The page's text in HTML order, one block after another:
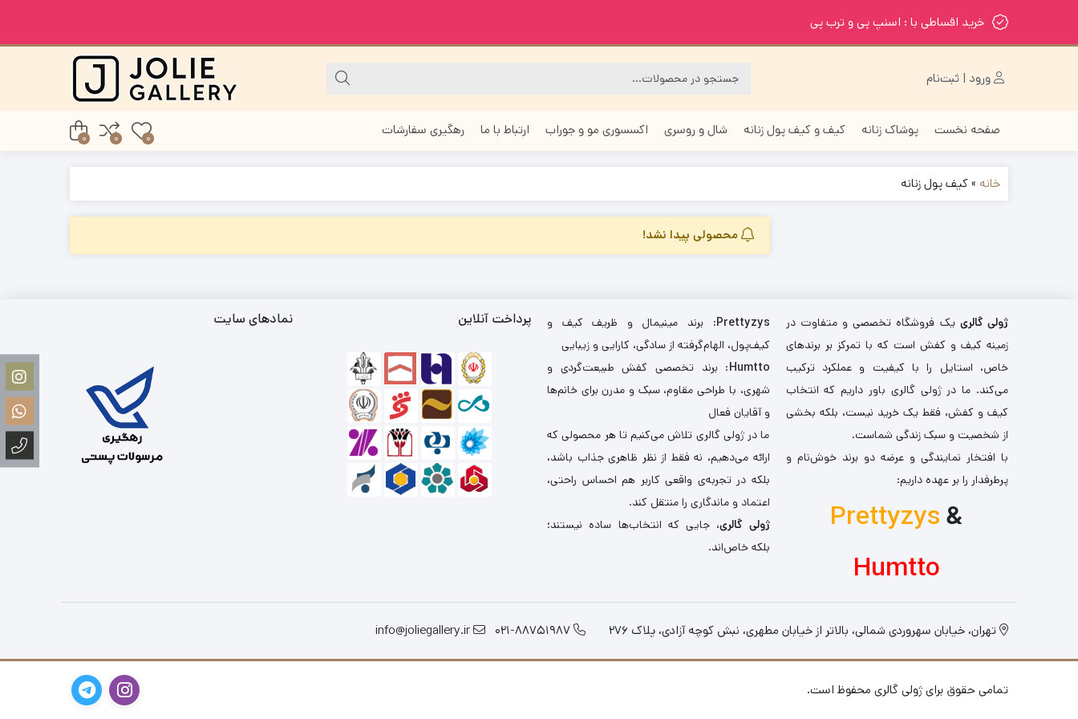
خرید اقساطی با : اسنپ پی و ترب پی
ورود | ثبت‌نام
صفحه نخست پوشاک زنانه کیف و کیف پول زنانه شال و روسری اکسسوری مو و جوراب ارتباط با ما رهگیری سفارشات
0
0
0
خانه »کیف پول زنانه
محصولی پیدا نشد!
ژولی گالری یک فروشگاه تخصصی و متفاوت در
زمینه کیف و کفش است که با تمرکز بر برندهای
خاص، استایل را با کیفیت و عملکرد ترکیب
می‌کند. ما در ژولی گالری باور داریم که انتخاب
کیف و کفش، فقط یک خرید نیست، بلکه بخشی
از شخصیت و سبک زندگی شماست.
با افتخار نمایندگی و عرضه دو برند خوش‌نام و
پرطرفدار را بر عهده داریم:
Prettyzys&
Humtto
Prettyzys: برند مینیمال و ظریف کیف و
کیف‌پول، الهام‌گرفته از سادگی، کارایی و زیبایی
Humtto: برند تخصصی کفش طبیعت‌گردی و
شهری، با طراحی مقاوم، سبک و مدرن برای خانم‌ها
و آقایان فعال
ما در ژولی گالری تلاش می‌کنیم تا هر محصولی که
ارائه می‌دهیم، نه فقط از نظر ظاهری جذاب باشد،
بلکه در تجربه‌ی واقعی کاربر هم احساس راحتی،
اعتماد و ماندگاری را منتقل کند.
ژولی گالری، جایی که انتخاب‌ها ساده نیستند؛
بلکه خاص‌اند.
پرداخت آنلاین نمادهای سایت
تهران، خیابان سهروردی شمالی، بالاتر از خیابان مطهری، نبش کوچه آزادی، پلاک 276 021-88751987
info@joliegallery.ir
تمامی حقوق برای ژولی گالری محفوظ است.